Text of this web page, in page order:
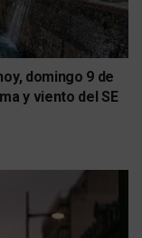
domingo 9 de
y viento del SE